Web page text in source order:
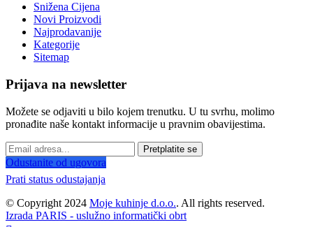
Snižena Cijena
Novi Proizvodi
Najprodavanije
Kategorije
Sitemap
Prijava na newsletter
Možete se odjaviti u bilo kojem trenutku. U tu svrhu, molimo
pronađite naše kontakt informacije u pravnim obavijestima.
Pretplatite se
Odustanite od ugovora
Prati status odustajanja
© Copyright 2024 Moje kuhinje d.o.o.. All rights reserved.
Izrada PARIS - uslužno informatički obrt